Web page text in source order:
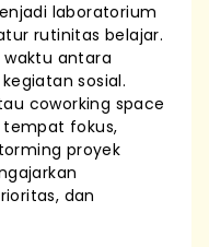
laboratorium
rutinitas belajar.
waktu antara
sosial.
coworking space
fokus,
proyek
dan